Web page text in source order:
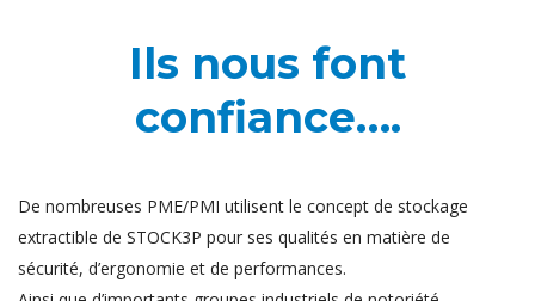
Ils nous font
confiance….
De nombreuses PME/PMI utilisent le concept de stockage
extractible de STOCK3P pour ses qualités en matière de
sécurité, d’ergonomie et de performances.